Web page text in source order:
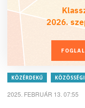
2026.
KÖZÉRDEKŰ
2025. FEBRUÁR 13. 07:55